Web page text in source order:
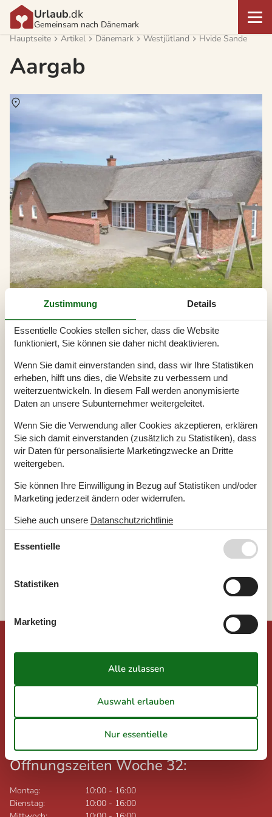
Urlaub.dk
Gemeinsam nach Dänemark
Hauptseite
Artikel Dänemark Westjütland Hvide Sande
Aargab
Idyllisch in einem der schönsten Dünengebiete Dänemarks Gelgen
präsentiert sich Aargab als familienfreundlicher Urlaubsort. Die
atemberaubend schöne Landschaft Westjütlands lässt Lust auf
Outdooraktivitäten aufkommen, während die zauberhaften Orte
Artikelarten
Artikel
Alle
Aargab
©Urlaub.dk
Nygade 8B, 2.th
Öffnungszeiten Woche 32:
Montag: 10:00 - 16:00
Dienstag:
10:00 - 16:00
Zustimmung Details
Essentielle Cookies stellen sicher, dass die Website
funktioniert, Sie können sie daher nicht deaktivieren.
Wenn Sie damit einverstanden sind, dass wir Ihre Statistiken
erheben, hilft uns dies, die Website zu verbessern und
weiterzuentwickeln. In diesem Fall werden anonymisierte
Daten an unsere Subunternehmer weitergeleitet.
Wenn Sie die Verwendung aller Cookies akzeptieren, erklären
Sie sich damit einverstanden (zusätzlich zu Statistiken), dass
wir Daten für personalisierte Marketingzwecke an Dritte
weitergeben.
Sie können Ihre Einwilligung in Bezug auf Statistiken und/oder
Marketing jederzeit ändern oder widerrufen.
Siehe auch unsere Datanschutzrichtlinie
Essentielle
Statistiken
Marketing